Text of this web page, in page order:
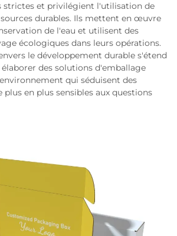
strictes et privilégient l'utilisation de
durables. Ils mettent en œuvre
de l'eau et utilisent des
écologiques dans leurs opérations.
le développement durable s'étend
des solutions d'emballage
qui séduisent des
en plus sensibles aux questions